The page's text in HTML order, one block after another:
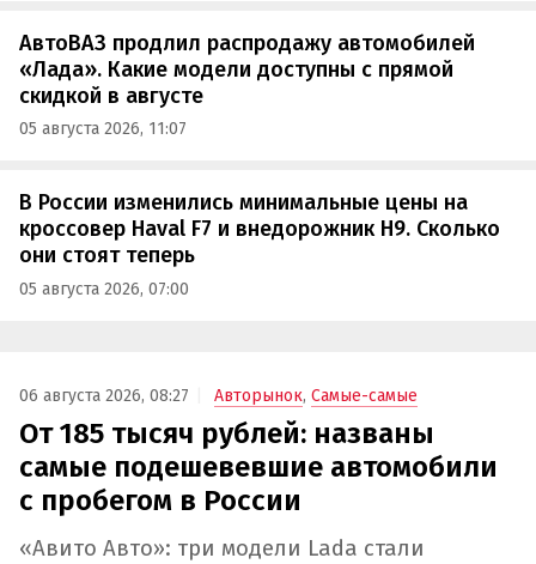
АвтоВАЗ продлил распродажу автомобилей
«Лада». Какие модели доступны с прямой
скидкой в августе
05 августа 2026, 11:07
В России изменились минимальные цены на
кроссовер Haval F7 и внедорожник H9. Сколько
они стоят теперь
05 августа 2026, 07:00
06 августа 2026, 08:27 Авторынок, Самые-самые
От 185 тысяч рублей: названы
самые подешевевшие автомобили
с пробегом в России
«Авито Авто»: три модели Lada стали